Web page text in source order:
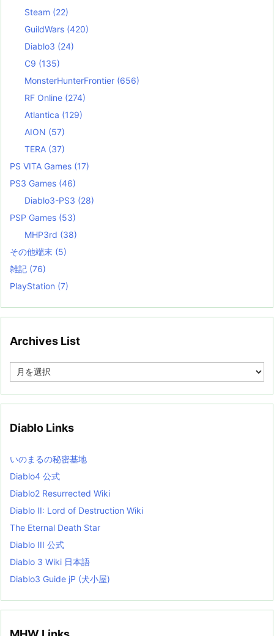
Steam (22)
GuildWars (420)
Diablo3 (24)
C9 (135)
MonsterHunterFrontier (656)
RF Online (274)
Atlantica (129)
AION (57)
TERA (37)
PS VITA Games (17)
PS3 Games (46)
Diablo3-PS3 (28)
PSP Games (53)
MHP3rd (38)
その他端末 (5)
雑記 (76)
PlayStation (7)
Archives List
e
i
s
t
Diablo Links
いのまるの秘密基地
Diablo4 公式
Diablo2 Resurrected Wiki
Diablo II: Lord of Destruction Wiki
The Eternal Death Star
Diablo III 公式
Diablo 3 Wiki 日本語
Diablo3 Guide jP (犬小屋)